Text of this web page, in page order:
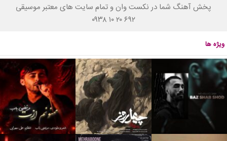
پخش آهنگ شما در نکست وان و تمام سایت های معتبر موسیقی
۰۹۳۸ ۱۰ ۲۰ ۶۹۲
ویژه ها